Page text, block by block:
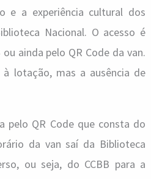
e a experiência cultural dos
Nacional. O acesso é
ainda pelo QR Code da van.
lotação, mas a ausência de
pelo QR Code que consta do
da van saí da Biblioteca
ou seja, do CCBB para a